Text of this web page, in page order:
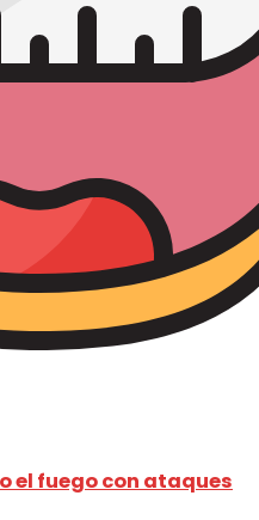
el fuego con ataques